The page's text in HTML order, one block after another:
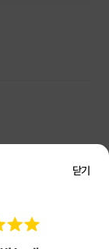
닫기
저희 사이트에서 가입한